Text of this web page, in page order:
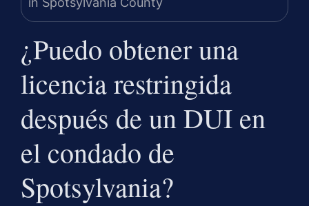
¿Puedo obtener una
licencia restringida
después de un DUI en
el condado de
Spotsylvania?